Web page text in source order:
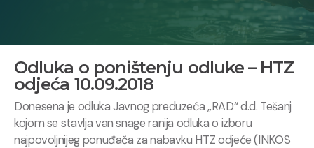
Odluka o poništenju odluke – HTZ
odjeća 10.09.2018
Donesena je odluka Javnog preduzeća „RAD“ d.d. Tešanj
kojom se stavlja van snage ranija odluka o izboru
najpovoljnijeg ponuđača za nabavku HTZ odjeće (INKOS